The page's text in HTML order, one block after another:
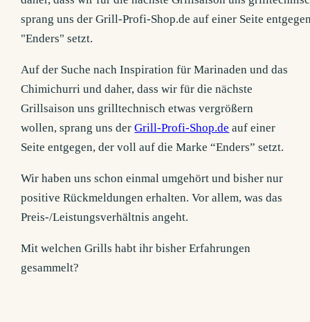
Auf der Suche nach Inspiration für Marinaden und das
Chimichurri und daher, dass wir für die nächste
Grillsaison uns grilltechnisch etwas vergrößern
wollen, sprang uns derGrill-Profi-Shop.de auf einer
Seite entgegen, der voll auf die Marke “Enders” setzt.
Wir haben uns schon einmal umgehört und bisher nur
positive Rückmeldungen erhalten. Vor allem, was das
Preis-/Leistungsverhältnis angeht.
Mit welchen Grills habt ihr bisher Erfahrungen
gesammelt?